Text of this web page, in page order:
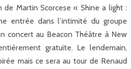
Martin Scorcese « Shine a light :
entrée dans l’intimité du groupe
concert au Beacon Théâtre à New
gratuite. Le lendemain,
mais ce sera au tour de Renaud